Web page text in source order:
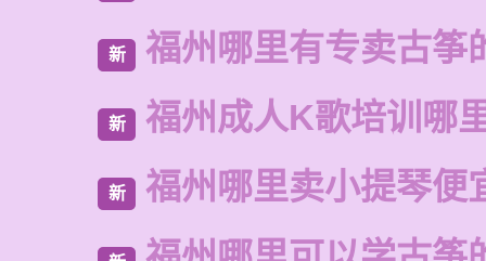
新 福州哪里有专卖古筝
新 福州成人K歌培训哪
新 福州哪里卖小提琴便